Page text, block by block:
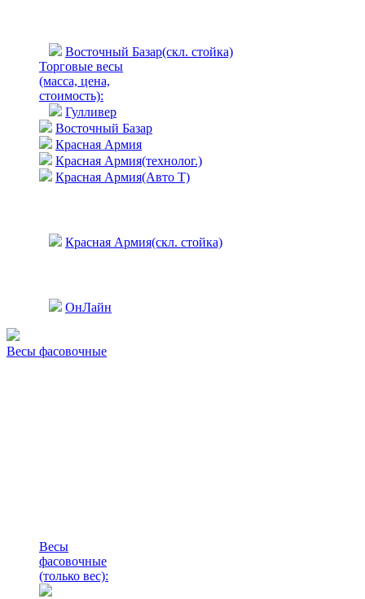
Восточный Базар(скл. стойка)
Торговые весы
(масса, цена,
стоимость):
Гулливер
Восточный Базар
Красная Армия
Красная Армия(технолог.)
Красная Армия(Авто Т)
Красная Армия(скл. стойка)
ОнЛайн
Весы фасовочные
Весы
фасовочные
(только вес):